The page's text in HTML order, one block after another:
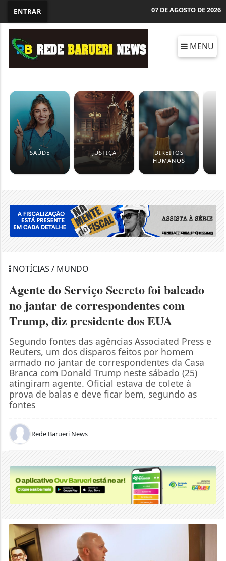
ENTRAR 07 DE AGOSTO DE 2026
MENU
SAÚDE JUSTIÇA
DIREITOS
HUMANOS
NOTÍCIAS / MUNDO
Agente do Serviço Secreto foi baleado
no jantar de correspondentes com
Trump, diz presidente dos EUA
Segundo fontes das agências Associated Press e
Reuters, um dos disparos feitos por homem
armado no jantar de correspondentes da Casa
Branca com Donald Trump neste sábado (25)
atingiram agente. Oficial estava de colete à
prova de balas e deve ficar bem, segundo as
fontes
Rede Barueri News